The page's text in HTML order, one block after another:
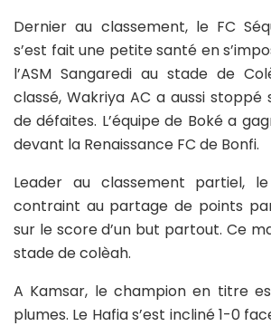
Dernier au classement, le FC
s’est fait une petite santé en
l’ASM Sangaredi au stade de
classé, Wakriya AC a aussi stoppé
de défaites. L’équipe de Boké a
devant la Renaissance FC de Bonfi.
Leader au classement partiel,
contraint au partage de points
sur le score d’un but partout. Ce
stade de colèah.
A Kamsar, le champion en titre
plumes. Le Hafia s’est incliné 1-0